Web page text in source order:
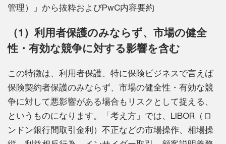
管理）」から抜粋およびPwC内容要約
（1）利用者保護のみならず、市場の健全
性・有効な競争に対する影響を含む
この特徴は、利用者保護、特に保険ビジネスで言えば
保険契約者保護のみならず、市場の健全性・有効な競
争に対して悪影響がある場合もリスクとして捉える、
というものになります。「考え方」では、LIBOR（ロ
ンドン銀行間取引金利）不正などの市場操作、相場操